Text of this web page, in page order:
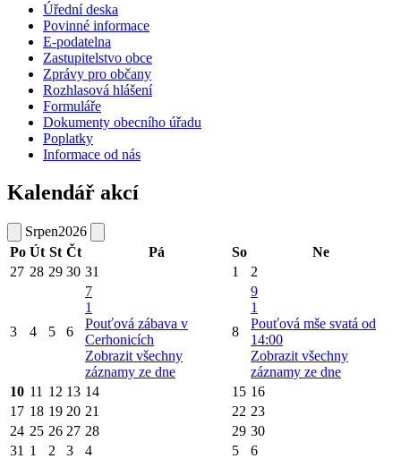
Úřední deska
Povinné informace
E-podatelna
Zastupitelstvo obce
Zprávy pro občany
Rozhlasová hlášení
Formuláře
Dokumenty obecního úřadu
Poplatky
Informace od nás
Kalendář akcí
Srpen2026
Po Út St Čt Pá So
Ne
27 28 29 30 31 1 2
3 4 5 6
7
1
Pouťová zábava v
Cerhonicích
Zobrazit všechny
záznamy ze dne
8
9
1
Pouťová mše svatá od
14:00
Zobrazit všechny
záznamy ze dne
10 11 12 13 14 15 16
17 18 19 20 21 22 23
24 25 26 27 28 29 30
31 1 2 3 4 5 6